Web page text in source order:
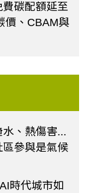
碳配額延至
價、CBAM與
、熱傷害...
參與是氣候
時代城市如